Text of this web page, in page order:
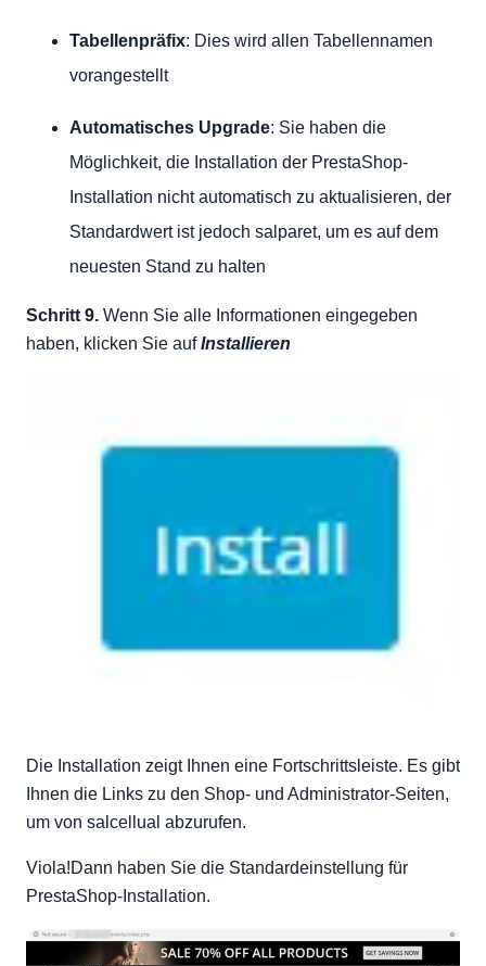
Tabellenpräfix: Dies wird allen Tabellennamen
vorangestellt
Automatisches Upgrade: Sie haben die
Möglichkeit, die Installation der PrestaShop-
Installation nicht automatisch zu aktualisieren, der
Standardwert ist jedoch salparet, um es auf dem
neuesten Stand zu halten
Schritt 9. Wenn Sie alle Informationen eingegeben
haben, klicken Sie aufInstallieren
Die Installation zeigt Ihnen eine Fortschrittsleiste. Es gibt
Ihnen die Links zu den Shop- und Administrator-Seiten,
um von salcellual abzurufen.
Viola!Dann haben Sie die Standardeinstellung für
PrestaShop-Installation.